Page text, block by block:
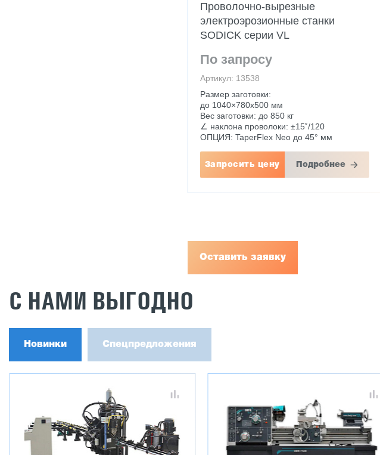
Проволочно-вырезные
электроэрозионные станки
SODICK серии VL
По запросу
Артикул: 13538
Размер заготовки:
до 1040×780х500 мм
Вес заготовки: до 850 кг
∠ наклона проволоки: ±15˚/120
ОПЦИЯ: TaperFlex Neo до 45° мм
Запросить цену Подробнее
Оставить заявку
С НАМИ ВЫГОДНО
Новинки Спецпредложения